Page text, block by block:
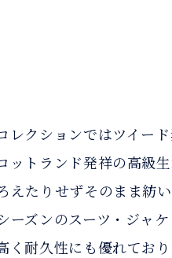
レクションではツイー
ットランド発祥の高級
えたりせずそのまま紡
ーズンのスーツ・ジャ
く耐久性にも優れてお